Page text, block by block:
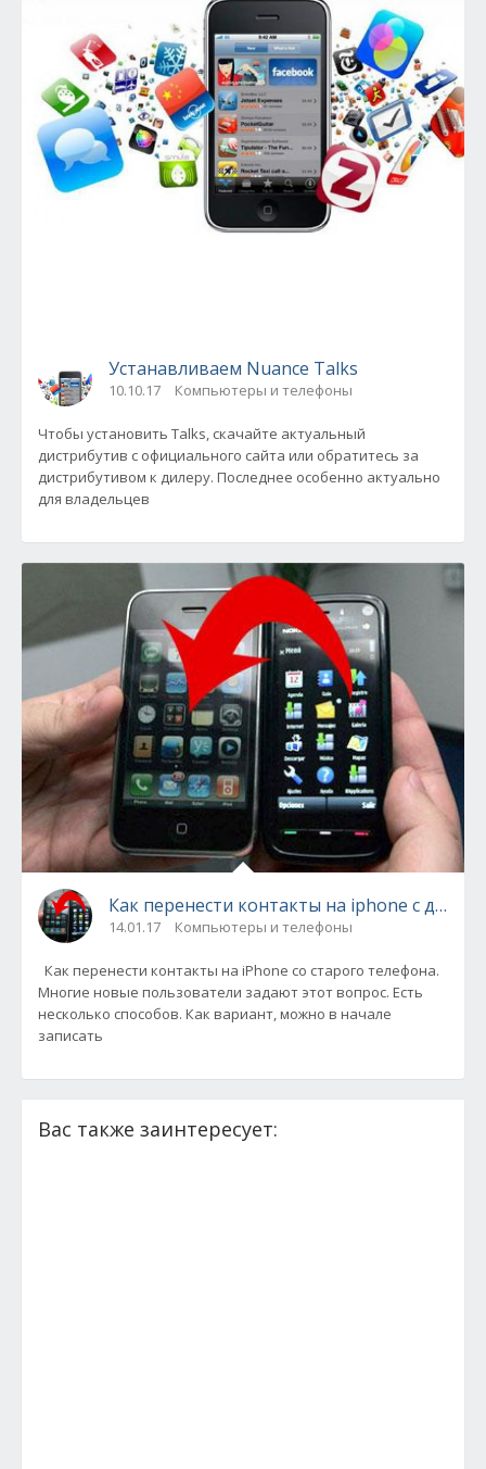
Устанавливаем Nuance Talks
10.10.17 Компьютеры и телефоны
Чтобы установить Talks, скачайте актуальный
дистрибутив с официального сайта или обратитесь за
дистрибутивом к дилеру. Последнее особенно актуально
для владельцев
Как перенести контакты на iphone с
14.01.17 Компьютеры и телефоны
Как перенести контакты на iPhone со старого телефона.
Многие новые пользователи задают этот вопрос. Есть
несколько способов. Как вариант, можно в начале
записать
Вас также заинтересует: